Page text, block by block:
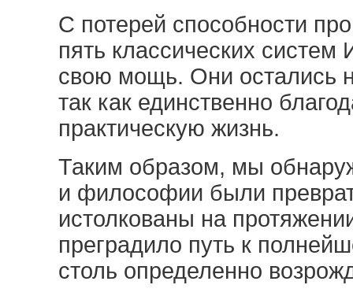
С потерей способности
пять классических
свою мощь. Они остались
так как единственно
практическую жизнь.
Таким образом, мы
и философии были
истолкованы на
преградило путь к
столь определенно